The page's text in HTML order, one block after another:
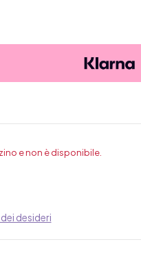
e non è disponibile.
desideri